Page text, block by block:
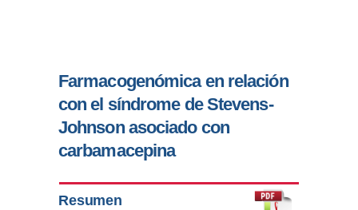
Farmacogenómica en relación
con el síndrome de Stevens-
Johnson asociado con
carbamacepina
Resumen